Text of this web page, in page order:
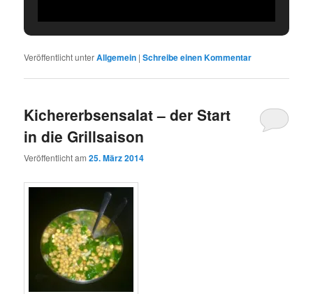
Veröffentlicht unterAllgemein |Schreibe einen Kommentar
Kichererbsensalat – der Start
in die Grillsaison
Veröffentlicht am25. März 2014